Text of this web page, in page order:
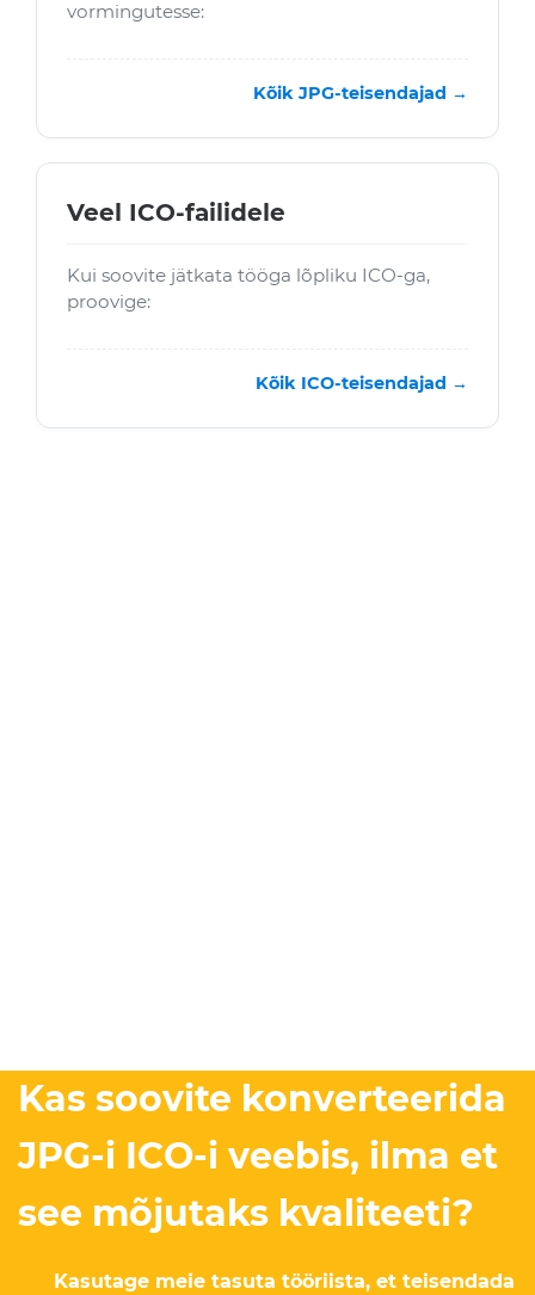
vormingutesse:
Kõik JPG-teisendajad →
Veel ICO-failidele
Kui soovite jätkata tööga lõpliku ICO-ga,
proovige:
Kõik ICO-teisendajad →
Kas soovite konverteerida
JPG-i ICO-i veebis, ilma et
see mõjutaks kvaliteeti?
Kasutage meie tasuta tööriista, et teisendada